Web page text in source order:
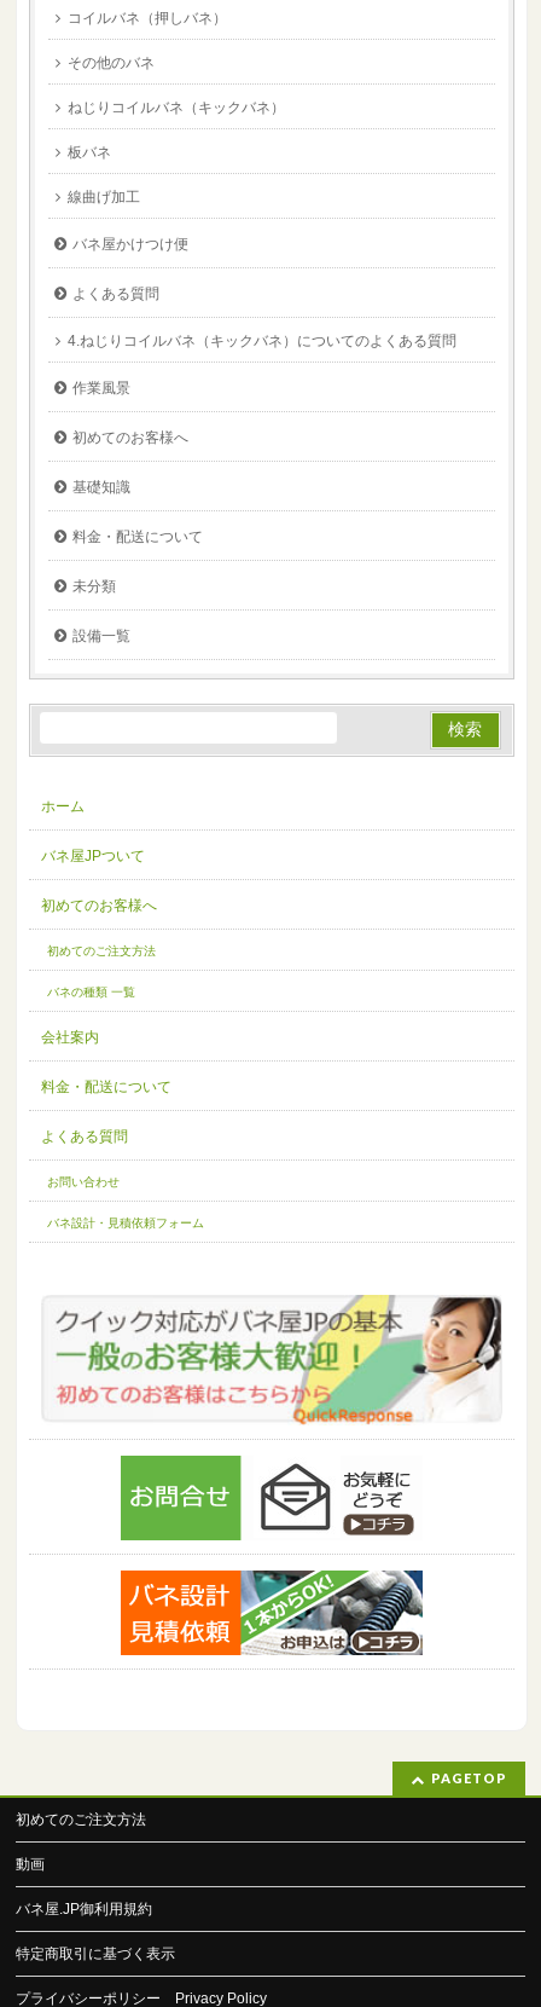
コイルバネ（押しバネ）
その他のバネ
ねじりコイルバネ（キックバネ）
板バネ
線曲げ加工
バネ屋かけつけ便
よくある質問
4.ねじりコイルバネ（キックバネ）についてのよくある質問
作業風景
初めてのお客様へ
基礎知識
料金・配送について
未分類
設備一覧
ホーム
バネ屋JPついて
初めてのお客様へ
初めてのご注文方法
バネの種類 一覧
会社案内
料金・配送について
よくある質問
お問い合わせ
バネ設計・見積依頼フォーム
PAGETOP
初めてのご注文方法
動画
バネ屋.JP御利用規約
特定商取引に基づく表示
プライバシーポリシー Privacy Policy